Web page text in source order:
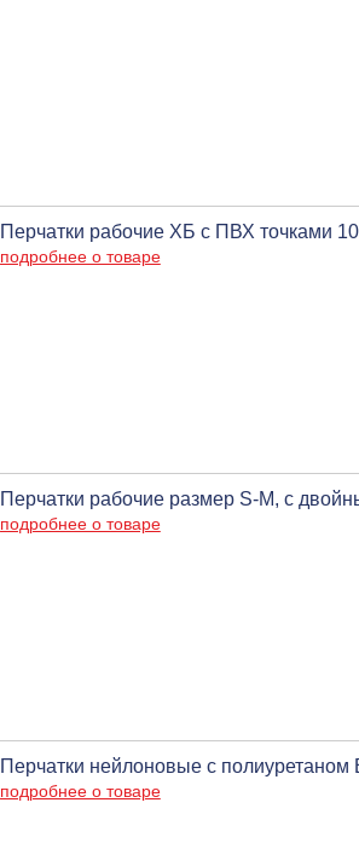
Перчатки рабочие ХБ с ПВХ точками
подробнее о товаре
Перчатки рабочие размер S-M, с
подробнее о товаре
Перчатки нейлоновые с полиуретаном
подробнее о товаре